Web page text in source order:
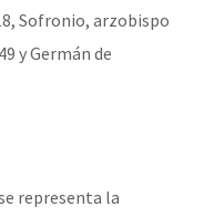
Sofronio, arzobispo
y Germán de
representa la